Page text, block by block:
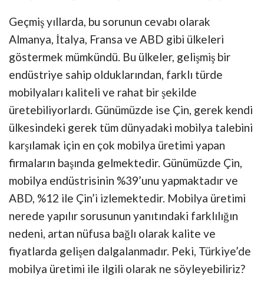
Geçmiş yıllarda, bu sorunun cevabı olarak
Almanya, İtalya, Fransa ve ABD gibi ülkeleri
göstermek mümkündü. Bu ülkeler, gelişmiş bir
endüstriye sahip olduklarından, farklı türde
mobilyaları kaliteli ve rahat bir şekilde
üretebiliyorlardı. Günümüzde ise Çin, gerek kendi
ülkesindeki gerek tüm dünyadaki mobilya talebini
karşılamak için en çok mobilya üretimi yapan
firmaların başında gelmektedir. Günümüzde Çin,
mobilya endüstrisinin %39’unu yapmaktadır ve
ABD, %12 ile Çin’i izlemektedir. Mobilya üretimi
nerede yapılır sorusunun yanıtındaki farklılığın
nedeni, artan nüfusa bağlı olarak kalite ve
fiyatlarda gelişen dalgalanmadır. Peki, Türkiye’de
mobilya üretimi ile ilgili olarak ne söyleyebiliriz?